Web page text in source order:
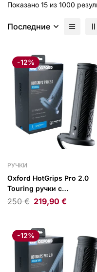
Показано 15 из 1000
Последние
-12%
РУЧКИ
Oxford HotGrips Pro 2.0
Touring ручки с
подогревом
250€ 219,90 €
-12%